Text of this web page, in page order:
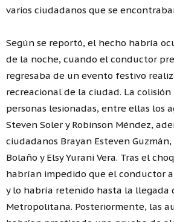
varios ciudadanos que se
Según se reportó, el hecho habría
de la noche, cuando el conductor
regresaba de un evento festivo
recreacional de la ciudad. La
personas lesionadas, entre ellas los
Steven Soler y Robinson Méndez,
ciudadanos Brayan Esteven
Bolaño y Elsy Yurani Vera. Tras el
habrían impedido que el conductor
y lo habría retenido hasta la llegada
Metropolitana. Posteriormente, las